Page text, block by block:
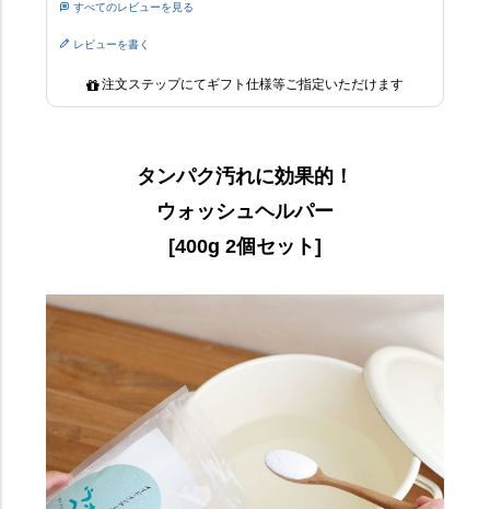
タンパク汚れに効果的！
ウォッシュヘルパー
[400g 2個セット]
すべてのレビューを見る
レビューを書く
注文ステップにてギフト仕様等ご指定いただけます